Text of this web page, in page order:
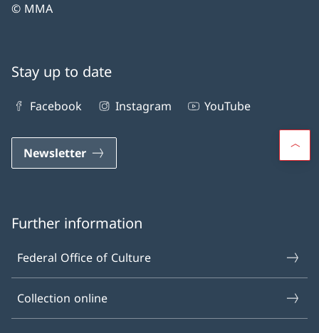
© MMA
Stay up to date
Facebook Instagram YouTube
Newsletter
Further information
Federal Office of Culture
Collection online